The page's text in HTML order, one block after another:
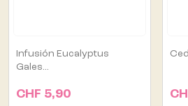
Infusión Eucalyptus
Gales...
CHF 5,90